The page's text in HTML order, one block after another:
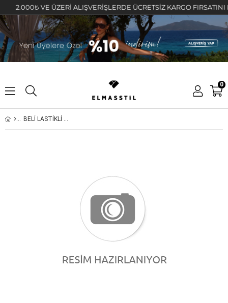
2.000₺ VE ÜZERİ ALIŞVERİŞLERDE ÜCRETSİZ KARGO FIRSATINI
0
BELİ LASTİKLİ FIRFIR DETAYLI BLUZ